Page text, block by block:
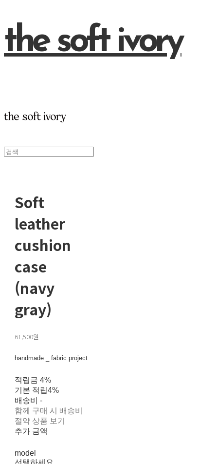
the soft ivory
Soft
leather
cushion
case
(navy
gray)
61,500원
handmade _ fabric project
적립금 4%
기본 적립4%
배송비 -
함께 구매 시 배송비
절약 상품 보기
추가 금액
model
선택하세요.